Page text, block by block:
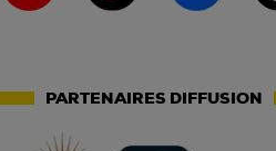
PARTENAIRES DIFFUSION